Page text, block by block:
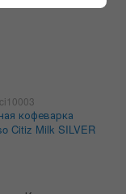
кофеварка
Citiz Milk SILVER